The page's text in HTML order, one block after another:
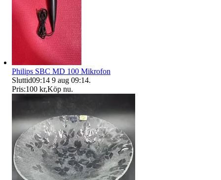
Philips SBC MD 100 Mikrofon
Sluttid09:14 9 aug 09:14.
Pris:100 kr,Köp nu.